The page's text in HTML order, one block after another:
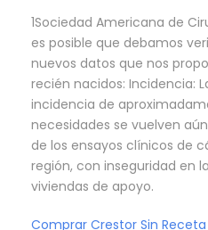
1Sociedad Americana de
es posible que debamos
nuevos datos que nos
recién nacidos: Incidencia:
incidencia de
necesidades se vuelven
de los ensayos clínicos de
región, con inseguridad en
viviendas de apoyo.
Comprar Crestor Sin Receta